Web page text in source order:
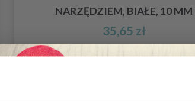
NARZĘDZIEM, BIAŁE, 10 MM
35,65 zł